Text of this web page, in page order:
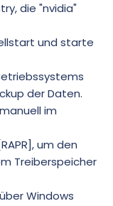
die "nvidia"
und starte
der Daten.
im
um den
Treiberspeicher
Windows